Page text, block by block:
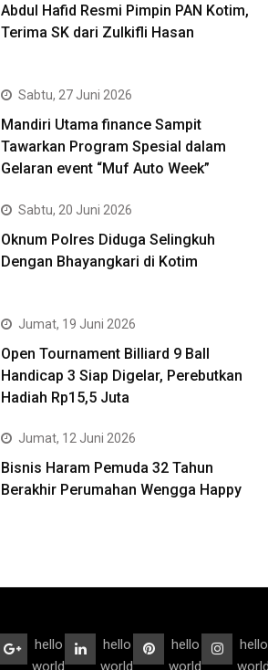
Abdul Hafid Resmi Pimpin PAN Kotim,
Terima SK dari Zulkifli Hasan
Sabtu, 27 Juni 2026
Mandiri Utama finance Sampit
Tawarkan Program Spesial dalam
Gelaran event “Muf Auto Week”
Sabtu, 20 Juni 2026
Oknum Polres Diduga Selingkuh
Dengan Bhayangkari di Kotim
Jumat, 19 Juni 2026
Open Tournament Billiard 9 Ball
Handicap 3 Siap Digelar, Perebutkan
Hadiah Rp15,5 Juta
Jumat, 12 Juni 2026
Bisnis Haram Pemuda 32 Tahun
Berakhir Perumahan Wengga Happy
hello
hello
hello
hello